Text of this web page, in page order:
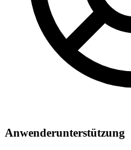
Anwenderunterstützung